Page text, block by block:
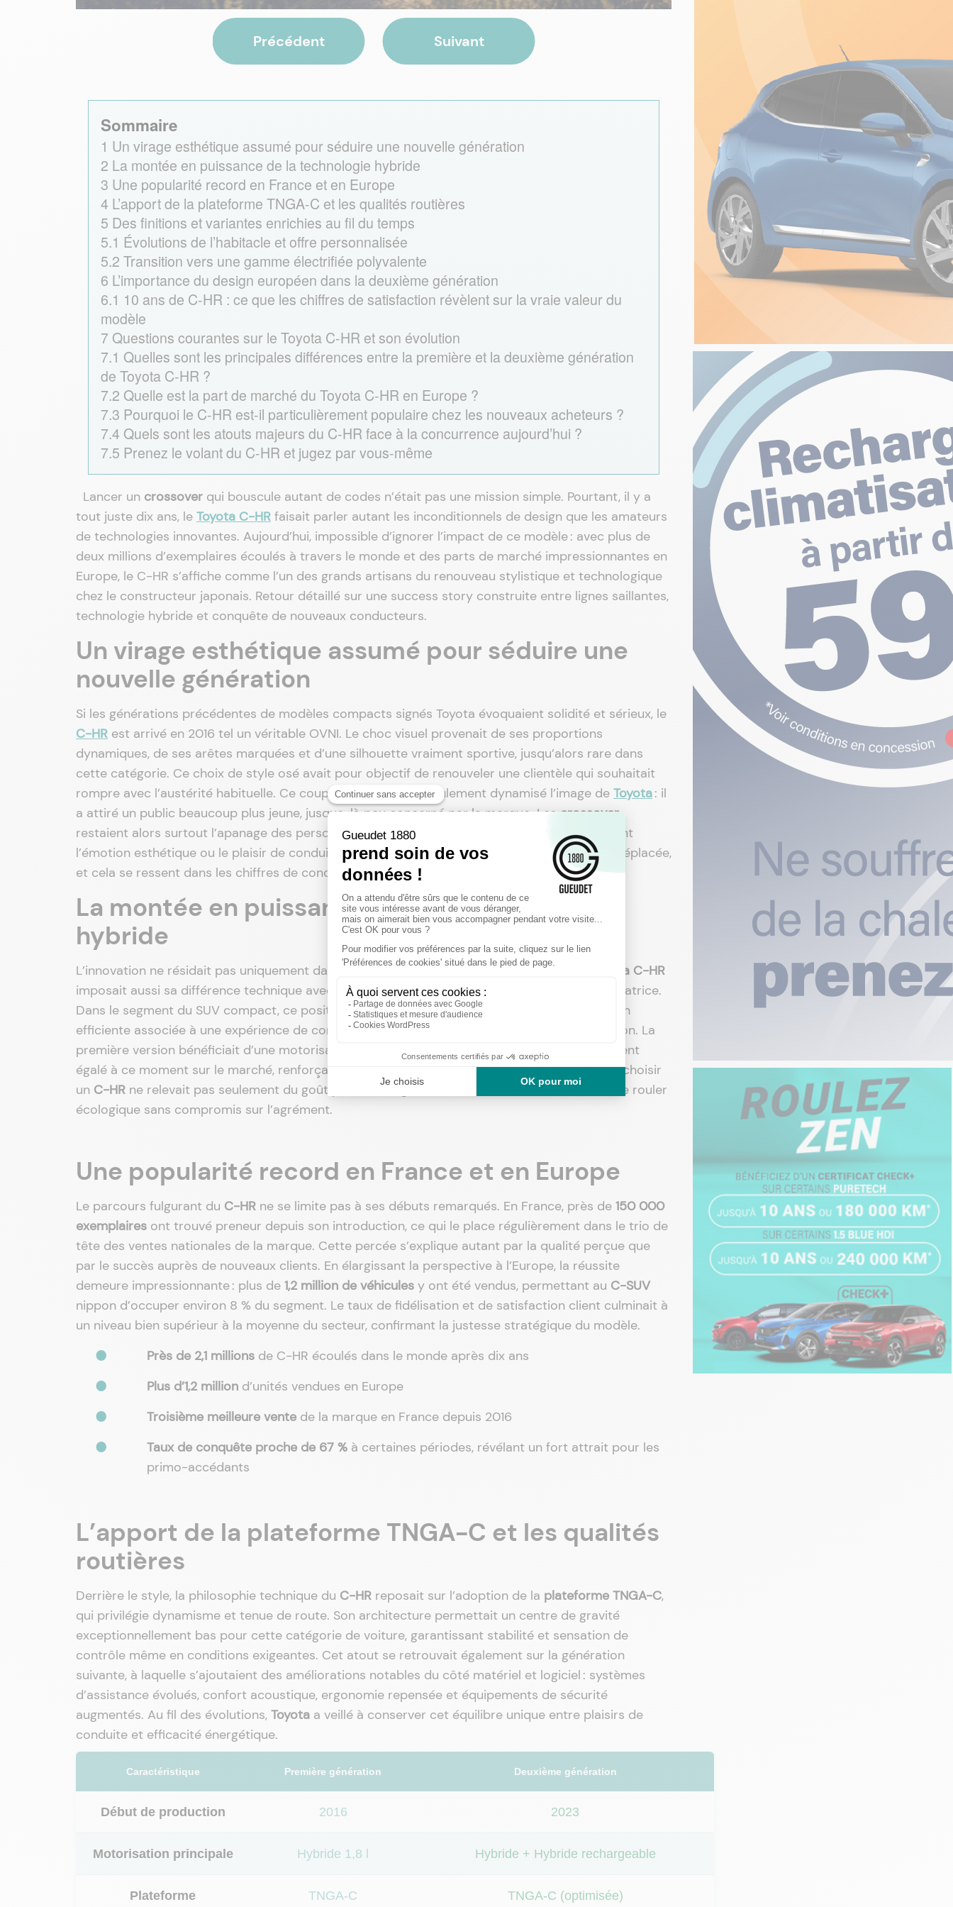
Précédent Suivant
Sommaire
1 Un virage esthétique assumé pour séduire une nouvelle génération
2 La montée en puissance de la technologie hybride
3 Une popularité record en France et en Europe
4 L’apport de la plateforme TNGA-C et les qualités routières
5 Des finitions et variantes enrichies au fil du temps
5.1 Évolutions de l’habitacle et offre personnalisée
5.2 Transition vers une gamme électrifiée polyvalente
6 L’importance du design européen dans la deuxième génération
6.1 10 ans de C-HR : ce que les chiffres de satisfaction révèlent sur la vraie valeur du
modèle
7 Questions courantes sur le Toyota C-HR et son évolution
7.1 Quelles sont les principales différences entre la première et la deuxième génération
de Toyota C-HR ?
7.2 Quelle est la part de marché du Toyota C-HR en Europe ?
7.3 Pourquoi le C-HR est-il particulièrement populaire chez les nouveaux acheteurs ?
7.4 Quels sont les atouts majeurs du C-HR face à la concurrence aujourd’hui ?
7.5 Prenez le volant du C-HR et jugez par vous-même
Lancer un crossover qui bouscule autant de codes n’était pas une mission simple. Pourtant, il y a
tout juste dix ans, le Toyota C-HR faisait parler autant les inconditionnels de design que les amateurs
de technologies innovantes. Aujourd’hui, impossible d’ignorer l’impact de ce modèle : avec plus de
deux millions d’exemplaires écoulés à travers le monde et des parts de marché impressionnantes en
Europe, le C-HR s’affiche comme l’un des grands artisans du renouveau stylistique et technologique
chez le constructeur japonais. Retour détaillé sur une success story construite entre lignes saillantes,
technologie hybride et conquête de nouveaux conducteurs.
Un virage esthétique assumé pour séduire une
nouvelle génération
Si les générations précédentes de modèles compacts signés Toyota évoquaient solidité et sérieux, le
C-HR est arrivé en 2016 tel un véritable OVNI. Le choc visuel provenait de ses proportions
dynamiques, de ses arêtes marquées et d’une silhouette vraiment sportive, jusqu’alors rare dans
cette catégorie. Ce choix de style osé avait pour objectif de renouveler une clientèle qui souhaitait
rompre avec l’austérité habituelle. Ce coup de frais n’a pas seulement dynamisé l’image de Toyota: il
a attiré un public beaucoup plus jeune, jusque-là peu concerné par la marque. Les crossover
restaient alors surtout l’apanage des personnes recherchant confort et fiabilité, mais rarement
l’émotion esthétique ou le plaisir de conduire. Avec le C-HR, cette frontière s’est nettement déplacée,
et cela se ressent dans les chiffres de conquête client.
La montée en puissance de la technologie
hybride
L’innovation ne résidait pas uniquement dans l’apparence. Dès le premier lancement, le
Toyota C-HR
imposait aussi sa différence technique avec unemotorisation hybride auto-rechargeable
novatrice.
Dans le segment du SUV compact, ce positionnement était alors inédit : proposer une solution
efficiente associée à une expérience de conduite réactive, tout en minimisant la consommation. La
première version bénéficiait d’une motorisation développant un rendement thermique rarement
égalé à ce moment sur le marché, renforçant ainsi l’aura technologique du véhicule. Dès lors, choisir
un C-HR ne relevait pas seulement du goût pour le design hors normes, mais aussi du désir de rouler
écologique sans compromis sur l’agrément.
Une popularité record en France et en Europe
Le parcours fulgurant du C-HR ne se limite pas à ses débuts remarqués. En France, près de 150 000
exemplaires ont trouvé preneur depuis son introduction, ce qui le place régulièrement dans le trio de
tête des ventes nationales de la marque. Cette percée s’explique autant par la qualité perçue que
par le succès auprès de nouveaux clients. En élargissant la perspective à l’Europe, la réussite
demeure impressionnante : plus de 1,2 million de véhicules y ont été vendus, permettant au C-SUV
nippon d’occuper environ 8 % du segment. Le taux de fidélisation et de satisfaction client culminait à
un niveau bien supérieur à la moyenne du secteur, confirmant la justesse stratégique du modèle.
Près de 2,1 millions de C-HR écoulés dans le monde après dix ans
Plus d’1,2 million d’unités vendues en Europe
Troisième meilleure vente de la marque en France depuis 2016
Taux de conquête proche de 67 % à certaines périodes, révélant un fort attrait pour les
primo-accédants
L’apport de la plateforme TNGA-C et les qualités
routières
Derrière le style, la philosophie technique du C-HR reposait sur l’adoption de la plateforme TNGA-C,
qui privilégie dynamisme et tenue de route. Son architecture permettait un centre de gravité
exceptionnellement bas pour cette catégorie de voiture, garantissant stabilité et sensation de
contrôle même en conditions exigeantes. Cet atout se retrouvait également sur la génération
suivante, à laquelle s’ajoutaient des améliorations notables du côté matériel et logiciel : systèmes
d’assistance évolués, confort acoustique, ergonomie repensée et équipements de sécurité
augmentés. Au fil des évolutions, Toyota a veillé à conserver cet équilibre unique entre plaisirs de
conduite et efficacité énergétique.
Caractéristique Première génération Deuxième génération
Début de production 2016 2023
Motorisation principale Hybride 1,8 l Hybride + Hybride rechargeable
Plateforme TNGA-C TNGA-C (optimisée)